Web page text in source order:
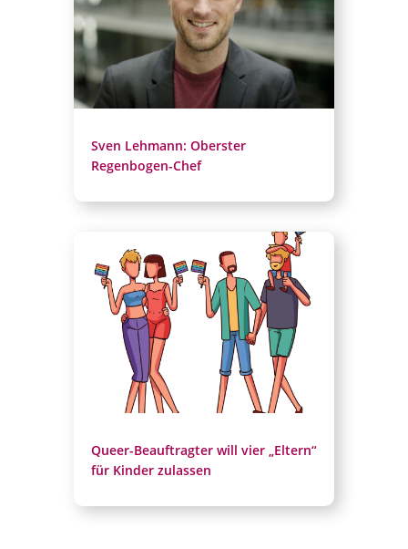
Sven Lehmann: Oberster
Regenbogen-Chef
Queer-Beauftragter will vier „Eltern“
für Kinder zulassen